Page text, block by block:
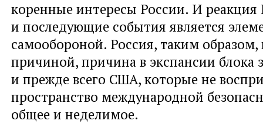
коренные интересы России. И реакция
и последующие события является
самообороной. Россия, таким образом,
причиной, причина в экспансии блока
и прежде всего США, которые не
пространство международной
общее и неделимое.